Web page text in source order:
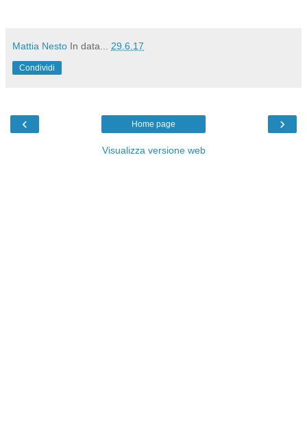
Mattia Nesto In data... 29.6.17
Condividi
‹ ›
Home page
Visualizza versione web